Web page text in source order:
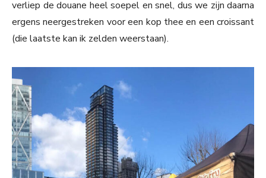
verliep de douane heel soepel en snel, dus we zijn daarna
ergens neergestreken voor een kop thee en een croissant
(die laatste kan ik zelden weerstaan).